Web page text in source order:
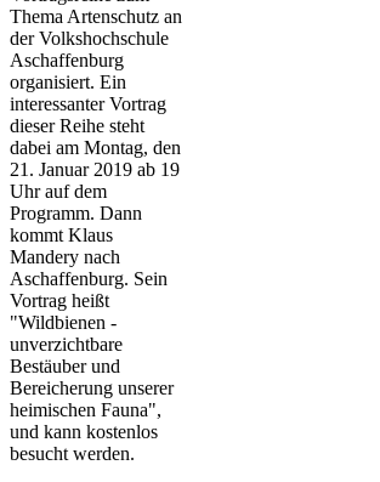
Thema Artenschutz an
der Volkshochschule
Aschaffenburg
organisiert. Ein
interessanter Vortrag
dieser Reihe steht
dabei am Montag, den
21. Januar 2019 ab 19
Uhr auf dem
Programm. Dann
kommt Klaus
Mandery nach
Aschaffenburg. Sein
Vortrag heißt
"Wildbienen -
unverzichtbare
Bestäuber und
Bereicherung unserer
heimischen Fauna",
und kann kostenlos
besucht werden.